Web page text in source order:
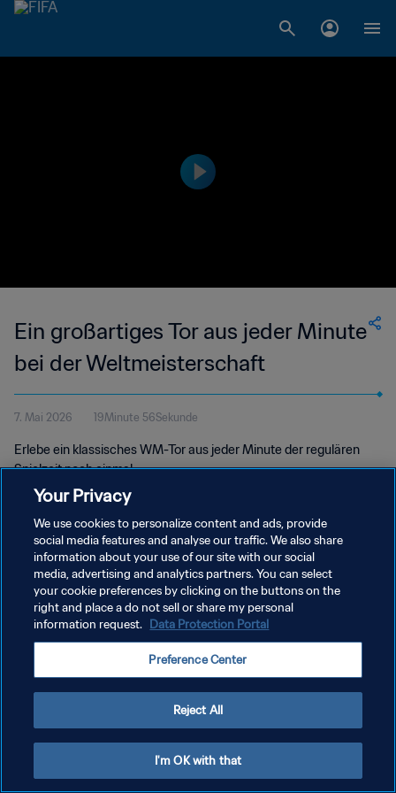
Ein großartiges Tor aus jeder Minute
bei der Weltmeisterschaft
7. Mai 2026 19Minute 56Sekunde
Erlebe ein klassisches WM-Tor aus jeder Minute der regulären
Spielzeit noch einmal.
DATENSCHUTZ
NUTZUNGSBEDINGUNGEN
COOKIE-EINSTELLUNGEN VERWALTEN
Your Privacy
We use cookies to personalize content and ads, provide
social media features and analyse our traffic. We also share
information about your use of our site with our social
media, advertising and analytics partners. You can select
your cookie preferences by clicking on the buttons on the
right and place a do not sell or share my personal
information request. Data Protection Portal
Preference Center
Reject All
I'm OK with that